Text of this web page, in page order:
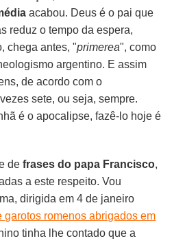
acabou. Deus é o pai que
reduz o tempo da espera,
chega antes, "primerea", como
argentino. E assim
de acordo com o
sete, ou seja, sempre.
é o apocalipse, fazê-lo hoje é
defrases do papa Francisco,
a este respeito. Vou
dirigida em 4 de janeiro
garotos romenos abrigados em
tinha lhe contado que a